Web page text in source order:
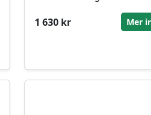
1 630 kr
Mer